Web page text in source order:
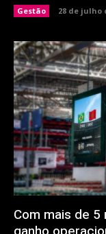
Gestão 28 de julho
Com mais de 5